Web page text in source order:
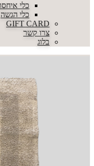
כלי
כלי הגשה
GIFT CARD
צרו קשר
בלוג